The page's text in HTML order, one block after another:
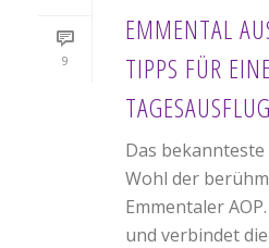
9
EMMENTAL
TIPPS FÜR
TAGESAUSFLUG
Das bekannteste
Wohl der
Emmentaler
und verbindet